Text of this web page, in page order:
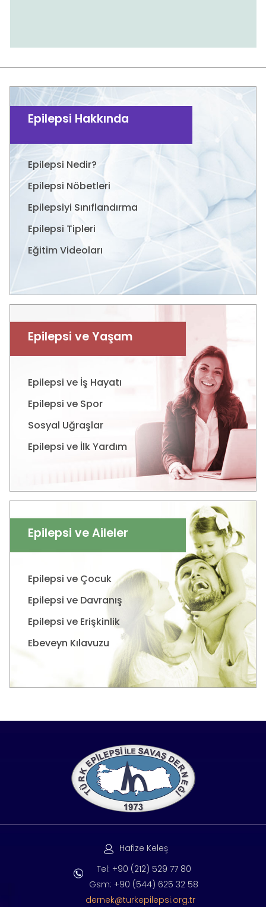
Epilepsi Hakkında
Epilepsi Nedir?
Epilepsi Nöbetleri
Epilepsiyi Sınıflandırma
Epilepsi Tipleri
Eğitim Videoları
Epilepsi ve Yaşam
Epilepsi ve İş Hayatı
Epilepsi ve Spor
Sosyal Uğraşlar
Epilepsi ve İlk Yardım
Epilepsi ve Aileler
Epilepsi ve Çocuk
Epilepsi ve Davranış
Epilepsi ve Erişkinlik
Ebeveyn Kılavuzu
Hafize Keleş
Tel: +90 (212) 529 77 80
Gsm: +90 (544) 625 32 58
dernek@turkepilepsi.org.tr